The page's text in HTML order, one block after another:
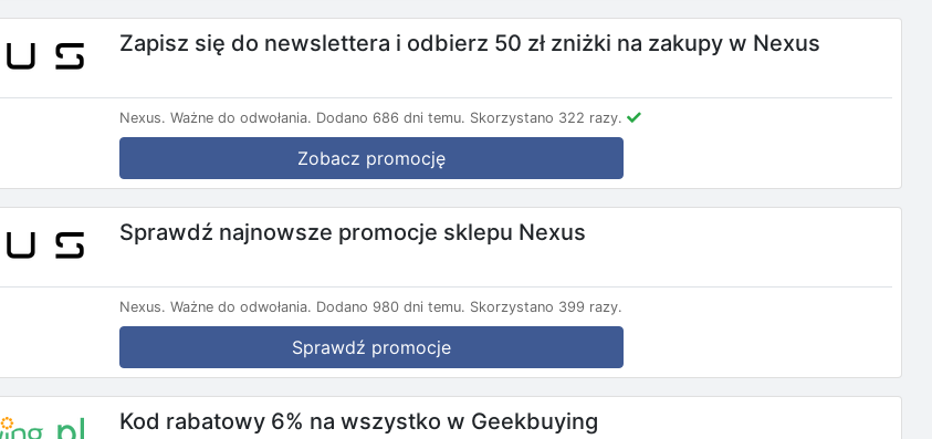
Zapisz się do newslettera i odbierz 50 zł zniżki na zakupy w Nexus
Nexus. Ważne do odwołania. Dodano 686 dni temu. Skorzystano 322 razy.
Zobacz promocję
Sprawdź najnowsze promocje sklepu Nexus
Nexus. Ważne do odwołania. Dodano 980 dni temu. Skorzystano 399 razy.
Sprawdź promocje
Kod rabatowy 6% na wszystko w Geekbuying